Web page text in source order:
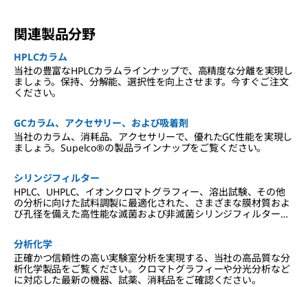
関連製品分野
HPLCカラム
当社の豊富なHPLCカラムラインナップで、高精度な分離を実現し
ましょう。保持、分解能、選択性を向上させます。今すぐご注文
ください。
GCカラム、アクセサリー、および吸着剤
当社のカラム、消耗品、アクセサリーで、優れたGC性能を実現し
ましょう。Supelco®の製品ラインナップをご覧ください。
シリンジフィルター
HPLC、UHPLC、イオンクロマトグラフィー、溶出試験、その他
の分析に向けた試料調製に最適化された、さまざまな膜材質およ
び孔径を備えた高性能な滅菌および非滅菌シリンジフィルターを
分析化学
正確かつ信頼性の高い実験室分析を実現する、当社の高品質な分
析化学製品をご覧ください。クロマトグラフィーや分光分析など
に対応した最新の機器、試薬、消耗品をご確認ください。